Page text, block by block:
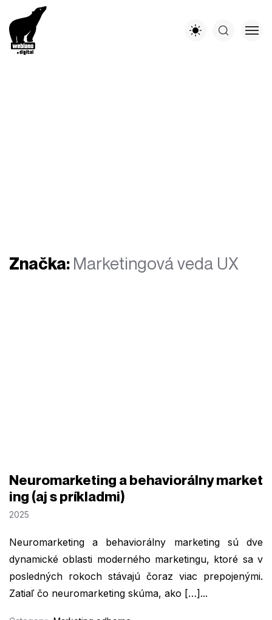
Značka: Marketingová veda UX
Neuromarketing a behaviorálny market
ing (aj s príkladmi)
2025
Neuromarketing a behaviorálny marketing sú dve
dynamické oblasti moderného marketingu, ktoré sa v
posledných rokoch stávajú čoraz viac prepojenými.
Zatiaľ čo neuromarketing skúma, ako […]...